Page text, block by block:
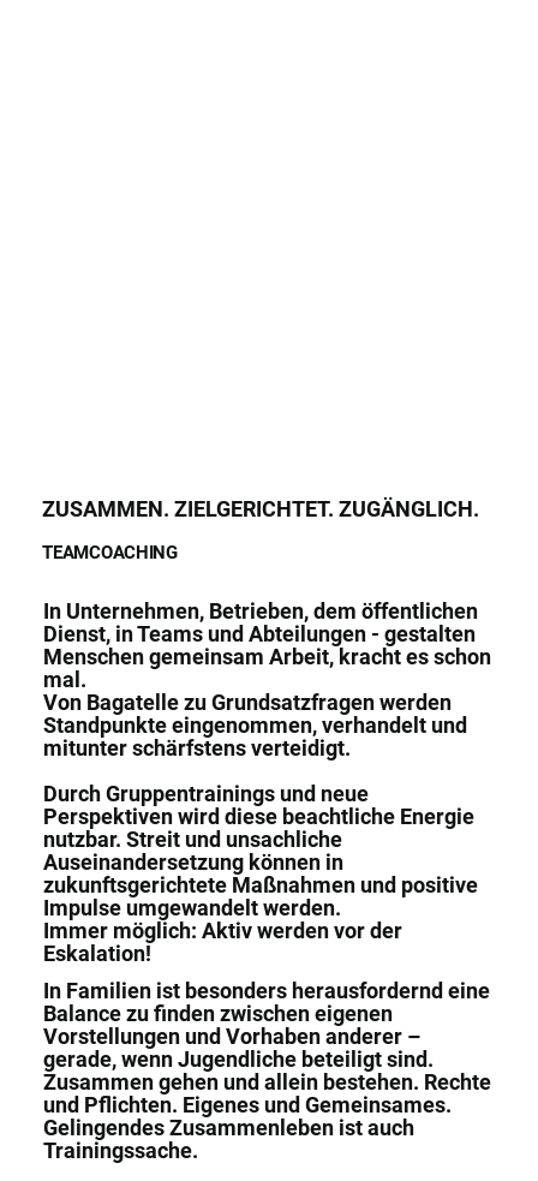
ZUSAMMEN. ZIELGERICHTET. ZUGÄNGLICH.
TEAMCOACHING
In Unternehmen, Betrieben, dem öffentlichen
Dienst, in Teams und Abteilungen - gestalten
Menschengemeinsam Arbeit, kracht es schon
mal.
Von Bagatelle zu Grundsatzfragen werden
Standpunkte eingenommen, verhandelt und
mitunter schärfstens verteidigt.
Durch Gruppentrainings und neue
Perspektivenwird diese beachtliche Energie
nutzbar. Streit und unsachliche
Auseinandersetzung können in
zukunftsgerichtete Maßnahmen und positive
Impulse umgewandelt werden.
Immer möglich: Aktiv werden vor der
Eskalation!
In Familien ist besonders herausfordernd eine
Balance zu finden zwischen eigenen
Vorstellungen und Vorhaben anderer –
gerade, wenn Jugendliche beteiligt sind.
Zusammen gehen und allein bestehen. Rechte
und Pflichten. Eigenes und Gemeinsames.
Gelingendes Zusammenleben ist auch
Trainingssache.